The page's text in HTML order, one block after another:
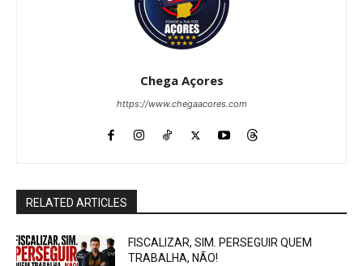
Chega Açores
https://www.chegaacores.com
RELATED ARTICLES
FISCALIZAR, SIM. PERSEGUIR QUEM
TRABALHA, NÃO!